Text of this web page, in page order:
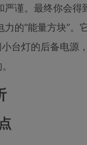
谨。最终你会
的“能量方块”
台灯的后备电源